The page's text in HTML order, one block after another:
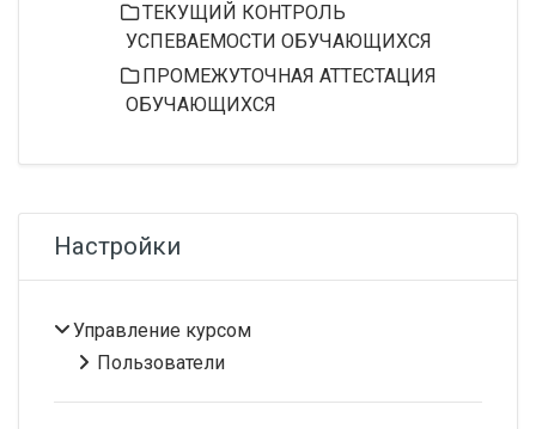
ТЕКУЩИЙ КОНТРОЛЬ
УСПЕВАЕМОСТИ ОБУЧАЮЩИХСЯ
ПРОМЕЖУТОЧНАЯ АТТЕСТАЦИЯ
ОБУЧАЮЩИХСЯ
Настройки
Управление курсом
Пользователи